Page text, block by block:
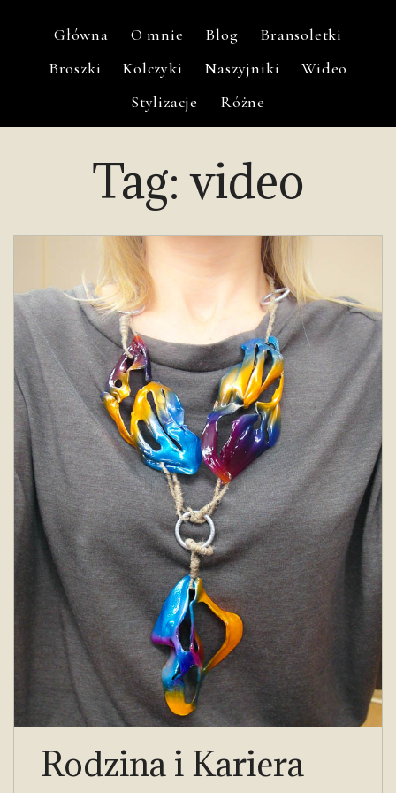
Główna O mnie Blog
Bransoletki
Broszki
Kolczyki Naszyjniki
Wideo
Stylizacje
Różne
Tag:video
Rodzina i Kariera